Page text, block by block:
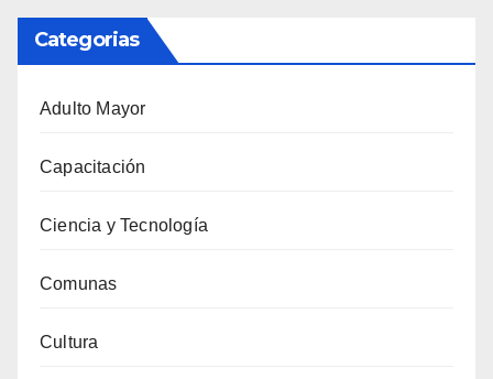
Categorias
Adulto Mayor
Capacitación
Ciencia y Tecnología
Comunas
Cultura